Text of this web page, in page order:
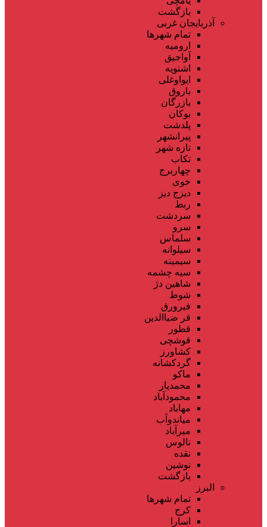
بازگشت
آذربایجان غربی
تمام شهر‌ها
ارومیه
آواجیق
اشنویه
ایواوغلی
باروق
بازرگان
بوکان
پلدشت
پیرانشهر
تازه شهر
تکاب
چهاربرج
خوی
دیزج دیز
ربط
سردشت
سرو
سلماس
سیلوانه
سیمینه
سیه چشمه
شاهین دژ
شوط
فیرورق
قر ضیاالدین
قطور
قوشچی
کشاورز
گردکشانه
ماکو
محمدیار
محمودآباد
مهاباد
میاندوآب
میرآباد
نالوس
نقده
نوشین
بازگشت
البرز
تمام شهر‌ها
کرج
اسارا